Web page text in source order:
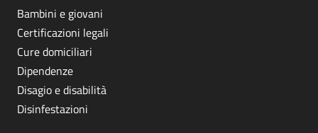
Bambini e giovani
Certificazioni legali
Cure domiciliari
Dipendenze
Disagio e disabilità
Disinfestazioni